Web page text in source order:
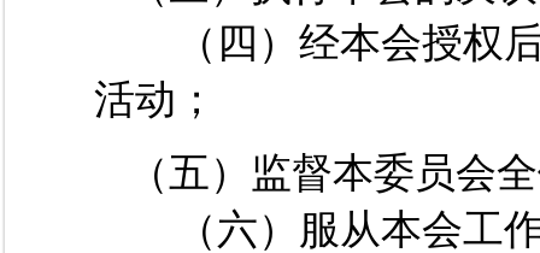
（四）经本会授权后
活动；
（五）监督本委员会
（六）服从本会工作